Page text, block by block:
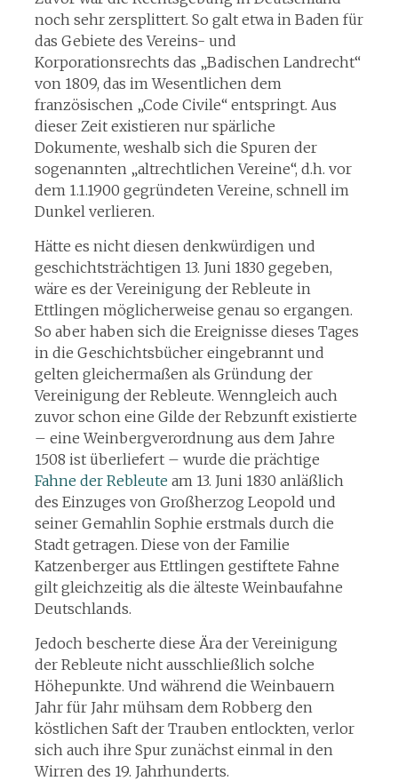
noch sehr zersplittert. So galt etwa in Baden für
das Gebiete des Vereins- und
Korporationsrechts das „Badischen Landrecht“
von 1809, das im Wesentlichen dem
französischen „Code Civile“ entspringt. Aus
dieser Zeit existieren nur spärliche
Dokumente, weshalb sich die Spuren der
sogenannten „altrechtlichen Vereine“, d.h. vor
dem 1.1.1900 gegründeten Vereine, schnell im
Dunkel verlieren.
Hätte es nicht diesen denkwürdigen und
geschichtsträchtigen 13. Juni 1830 gegeben,
wäre es der Vereinigung der Rebleute in
Ettlingen möglicherweise genau so ergangen.
So aber haben sich die Ereignisse dieses Tages
in die Geschichtsbücher eingebrannt und
gelten gleichermaßen als Gründung der
Vereinigung der Rebleute. Wenngleich auch
zuvor schon eine Gilde der Rebzunft existierte
– eine Weinbergverordnung aus dem Jahre
1508 ist überliefert – wurde die prächtige
Fahne der Rebleute am 13. Juni 1830 anläßlich
des Einzuges von Großherzog Leopold und
seiner Gemahlin Sophie erstmals durch die
Stadt getragen. Diese von der Familie
Katzenberger aus Ettlingen gestiftete Fahne
gilt gleichzeitig als die älteste Weinbaufahne
Deutschlands.
Jedoch bescherte diese Ära der Vereinigung
der Rebleute nicht ausschließlich solche
Höhepunkte. Und während die Weinbauern
Jahr für Jahr mühsam dem Robberg den
köstlichen Saft der Trauben entlockten, verlor
sich auch ihre Spur zunächst einmal in den
Wirren des 19. Jahrhunderts.